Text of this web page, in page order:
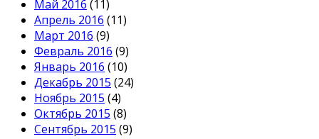
Май 2016 (11)
Апрель 2016 (11)
Март 2016 (9)
Февраль 2016 (9)
Январь 2016 (10)
Декабрь 2015 (24)
Ноябрь 2015 (4)
Октябрь 2015 (8)
Сентябрь 2015 (9)